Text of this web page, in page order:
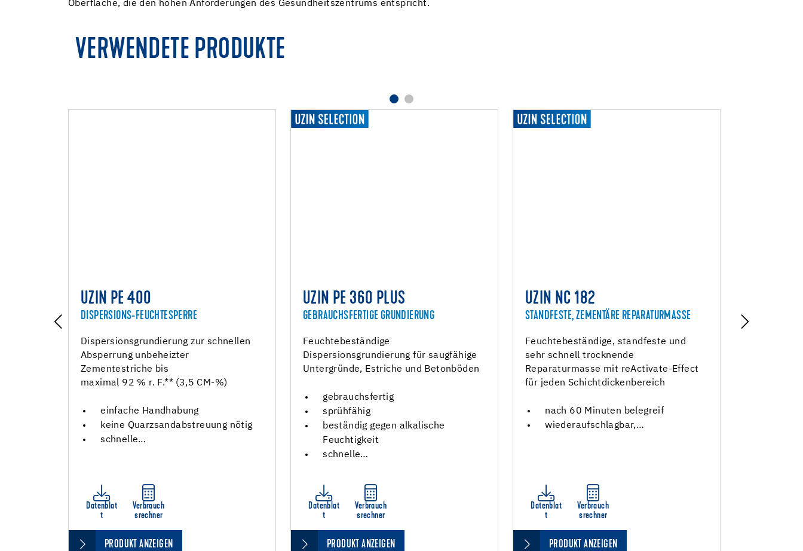
Oberfläche, die den hohen Anforderungen des Gesundheitszentrums entspricht.
VERWENDETE PRODUKTE
UZIN PE 400
DISPERSIONS-FEUCHTESPERRE
Dispersionsgrundierung zur schnellen
Absperrung unbeheizter
Zementestriche bis
maximal 92 % r. F.** (3,5 CM-%)
einfache Handhabung
keine Quarzsandabstreuung nötig
schnelle…
Datenblat
t
Verbrauch
srechner
PRODUKT ANZEIGEN
UZIN PE 360 PLUS
GEBRAUCHSFERTIGE GRUNDIERUNG
Feuchtebeständige
Dispersionsgrundierung für saugfähige
Untergründe, Estriche und Betonböden
gebrauchsfertig
sprühfähig
beständig gegen alkalische
Feuchtigkeit
schnelle…
Datenblat
t
Verbrauch
srechner
PRODUKT ANZEIGEN
UZIN NC 182
STANDFESTE, ZEMENTÄRE REPARATURMASSE
Feuchtebeständige, standfeste und
sehr schnell trocknende
Reparaturmasse mit reActivate-Effect
für jeden Schichtdickenbereich
nach 60 Minuten belegreif
wiederaufschlagbar,…
Datenblat
t
Verbrauch
srechner
PRODUKT ANZEIGEN